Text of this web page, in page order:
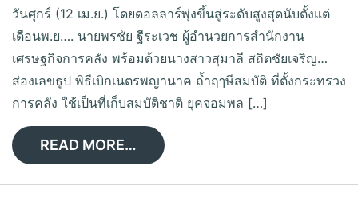
วันศุกร์ (12 เม.ย.) โดยดอลลาร์พุ่งขึ้นสู่ระดับสูงสุดนับตั้งแต่
เดือนพ.ย…. นายพรชัย ฐีระเวช ผู้อำนวยการสำนักงาน
เศรษฐกิจการคลัง พร้อมด้วยนางสาวสุมาลี สถิตชัยเจริญ…
ส่องเลขธูป พิธีเบิกเนตรพญานาค ถ้ำฤๅษีสมบัติ ที่ตั้งกระทรวง
การคลัง ใช้เป็นที่เก็บสมบัติชาติ ยุคจอมพล […]
READ MORE…